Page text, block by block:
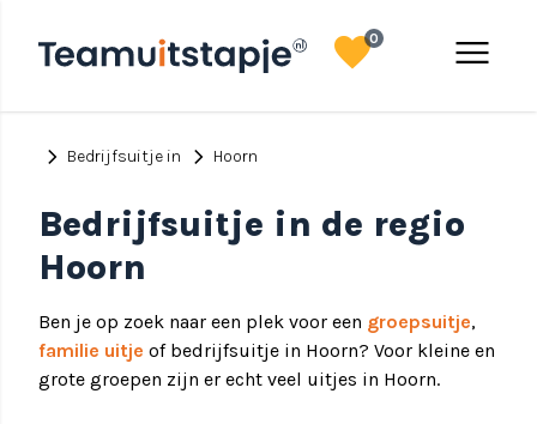
menu
favorite0
chevron_right Bedrijfsuitje in chevron_right Hoorn
Bedrijfsuitje in de regio
Hoorn
Ben je op zoek naar een plek voor een groepsuitje,
familie uitje of bedrijfsuitje in Hoorn? Voor kleine en
grote groepen zijn er echt veel uitjes in Hoorn.